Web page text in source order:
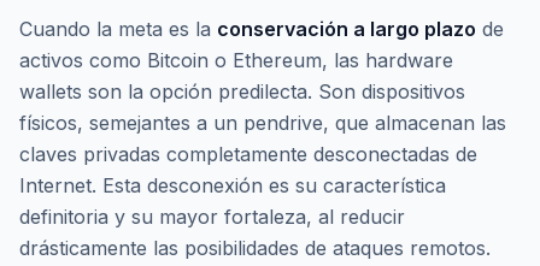
Cuando la meta es la conservación a largo plazo de
activos como Bitcoin o Ethereum, las hardware
wallets son la opción predilecta. Son dispositivos
físicos, semejantes a un pendrive, que almacenan las
claves privadas completamente desconectadas de
Internet. Esta desconexión es su característica
definitoria y su mayor fortaleza, al reducir
drásticamente las posibilidades de ataques remotos.